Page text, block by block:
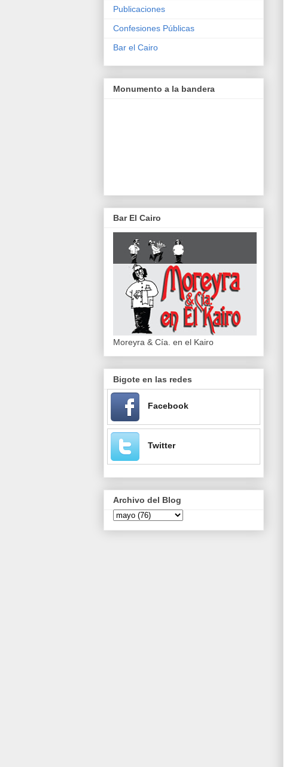
Publicaciones
Confesiones Públicas
Bar el Cairo
Monumento a la bandera
Bar El Cairo
Moreyra & Cía. en el Kairo
Bigote en las redes
Facebook
Twitter
Archivo del Blog